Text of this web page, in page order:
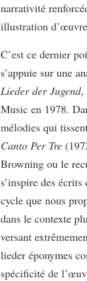
narrativité
illustration
C’est ce dernier
s’appuie sur une
Lieder der Jugend,
Music en 1978.
mélodies qui
Canto Per Tre
Browning ou le
s’inspire des
cycle que nous
dans le contexte
versant
lieder éponymes
spécificité de